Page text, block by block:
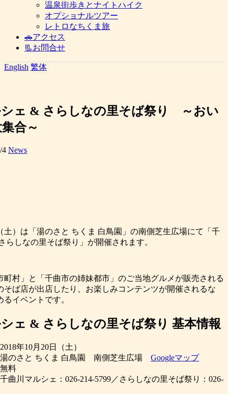
温泉街歩きとナイトハイク
オプショナルツアー
レトロなちくま旅
🚗アクセス
📃お問合せ
English 繁体
シェ & さらしなの里そば祭り ～おい
合～
4 News
土）は「湯のさと ちくま 白鳥園」の南側芝生広場にて「千
らしなの里そば祭り」が開催されます。
町村」と「千曲市の姉妹都市」のご当地グルメが販売される
そば店が出店したり、お楽しみコンテンツが開催されるな
イベントです。
ェ & さらしなの里そば祭り 基本情報
年10月20日（土）
のさと ちくま 白鳥園 南側芝生広場 Googleマップ
料
曲川マルシェ：026-214-5799／さらしなの里そば祭り：026-